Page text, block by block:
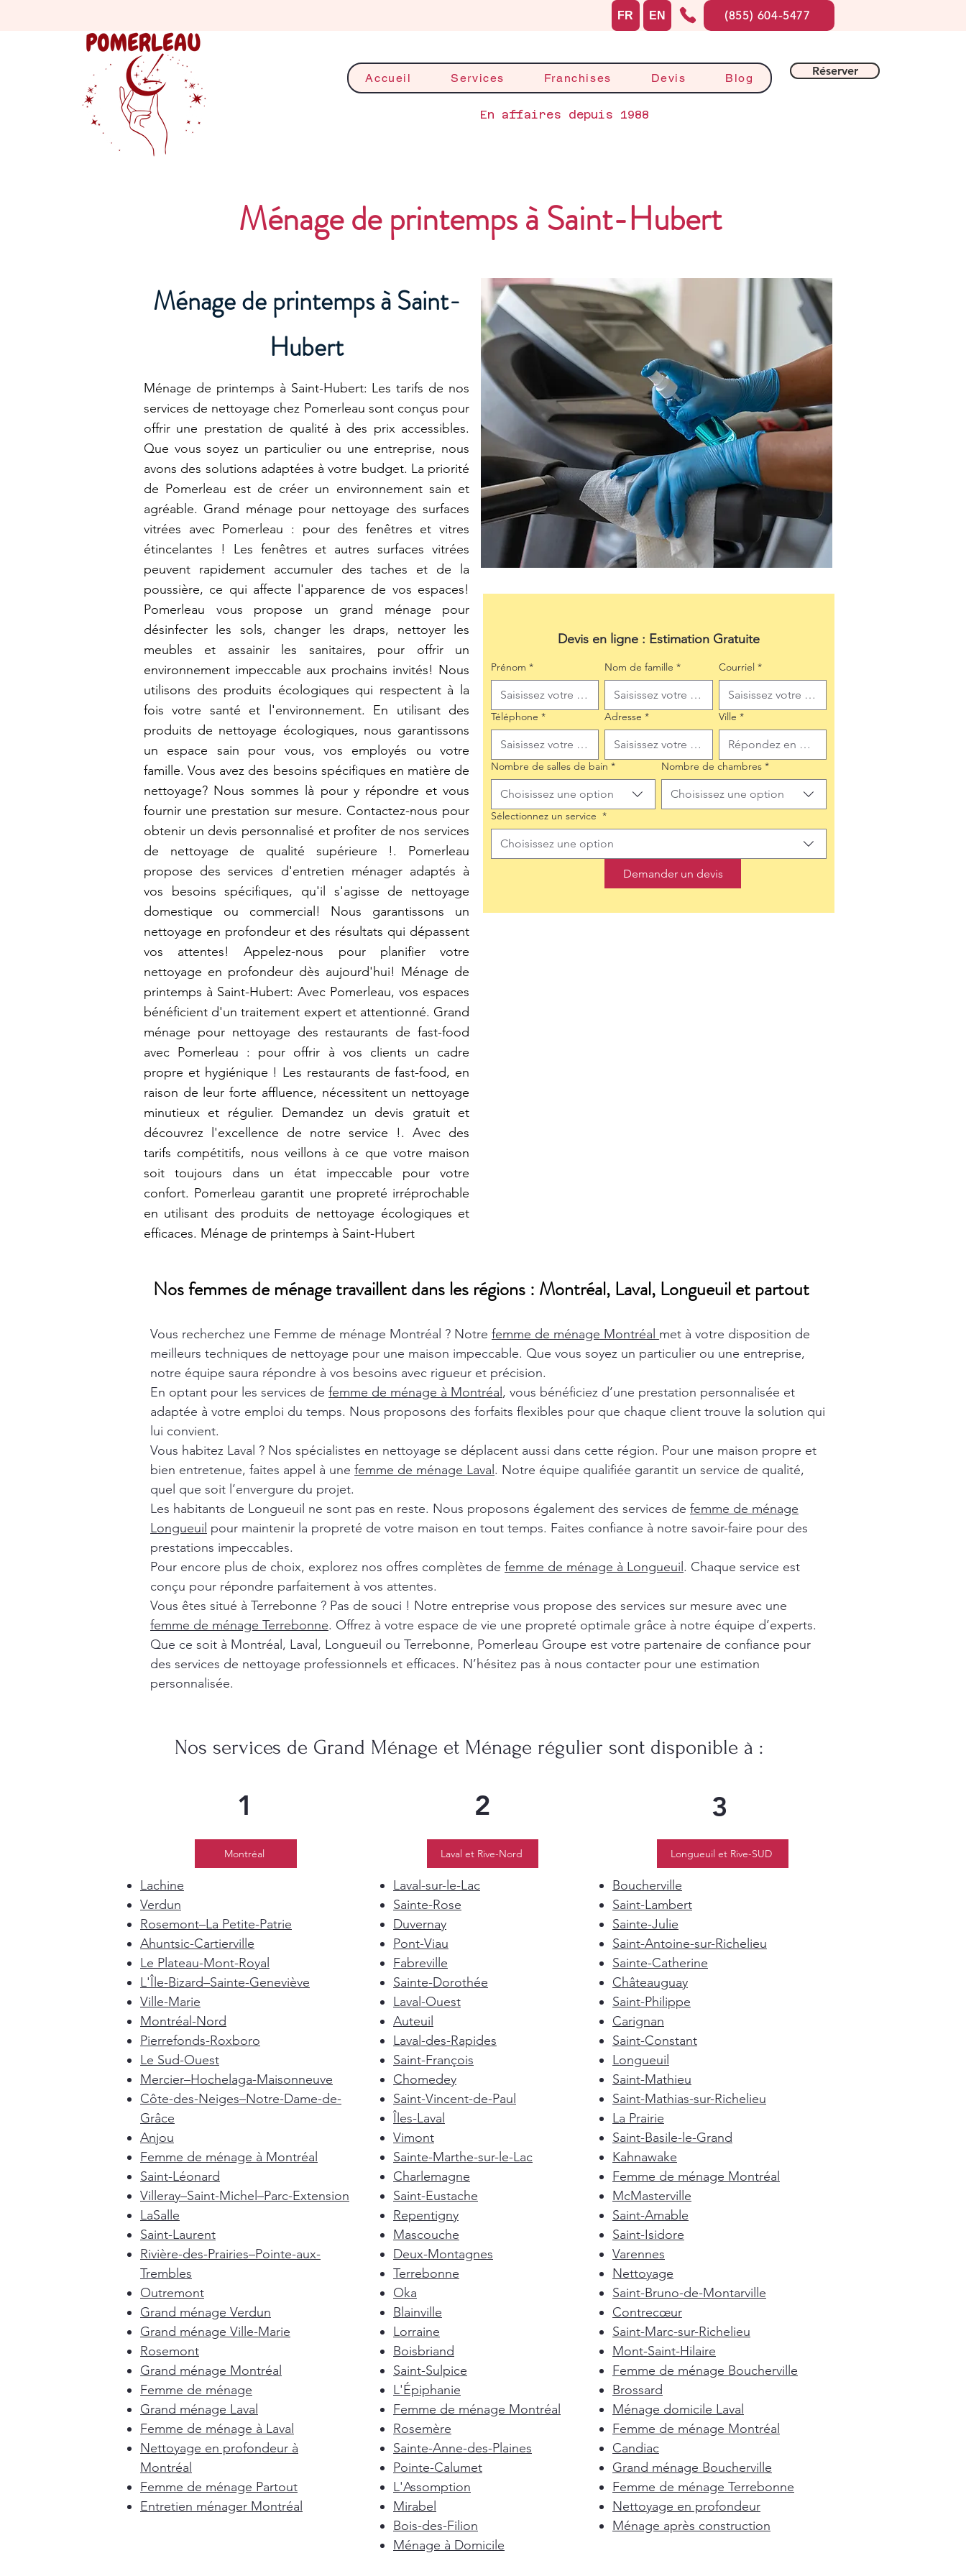
Accueil Services Franchises Devis Blog
Réserver
En affaires depuis 1988
FR EN (855) 604-5477
Ménage de printemps à Saint-Hubert
Ménage de printemps à Saint-
Hubert
Ménage de printemps à Saint-Hubert: Les tarifs de nos
services de nettoyage chez Pomerleau sont conçus pour
offrir une prestation de qualité à des prix accessibles.
Que vous soyez un particulier ou une entreprise, nous
avons des solutions adaptées à votre budget. La priorité
de Pomerleau est de créer un environnement sain et
agréable. Grand ménage pour nettoyage des surfaces
vitrées avec Pomerleau : pour des fenêtres et vitres
étincelantes ! Les fenêtres et autres surfaces vitrées
peuvent rapidement accumuler des taches et de la
poussière, ce qui affecte l'apparence de vos espaces!
Pomerleau vous propose un grand ménage pour
désinfecter les sols, changer les draps, nettoyer les
meubles et assainir les sanitaires, pour offrir un
environnement impeccable aux prochains invités! Nous
utilisons des produits écologiques qui respectent à la
fois votre santé et l'environnement. En utilisant des
produits de nettoyage écologiques, nous garantissons
un espace sain pour vous, vos employés ou votre
famille. Vous avez des besoins spécifiques en matière de
nettoyage? Nous sommes là pour y répondre et vous
fournir une prestation sur mesure. Contactez-nous pour
obtenir un devis personnalisé et profiter de nos services
de nettoyage de qualité supérieure !. Pomerleau
propose des services d'entretien ménager adaptés à
vos besoins spécifiques, qu'il s'agisse de nettoyage
domestique ou commercial! Nous garantissons un
nettoyage en profondeur et des résultats qui dépassent
vos attentes! Appelez-nous pour planifier votre
nettoyage en profondeur dès aujourd'hui! Ménage de
printemps à Saint-Hubert: Avec Pomerleau, vos espaces
bénéficient d'un traitement expert et attentionné. Grand
ménage pour nettoyage des restaurants de fast-food
avec Pomerleau : pour offrir à vos clients un cadre
propre et hygiénique ! Les restaurants de fast-food, en
raison de leur forte affluence, nécessitent un nettoyage
minutieux et régulier. Demandez un devis gratuit et
découvrez l'excellence de notre service !. Avec des
tarifs compétitifs, nous veillons à ce que votre maison
soit toujours dans un état impeccable pour votre
confort. Pomerleau garantit une propreté irréprochable
en utilisant des produits de nettoyage écologiques et
efficaces. Ménage de printemps à Saint-Hubert
Devis en ligne : Estimation Gratuite
Prénom * Nom de famille * Courriel *
Téléphone * Adresse * Ville *
Nombre de salles de bain *
Choisissez une option
Nombre de chambres *
Choisissez une option
Sélectionnez un service *
Choisissez une option
Demander un devis
Nos femmes de ménage travaillent dans les régions : Montréal, Laval, Longueuil et partout
Vous recherchez une Femme de ménage Montréal ? Notre femme de ménage Montréal met à votre disposition de
meilleurs techniques de nettoyage pour une maison impeccable. Que vous soyez un particulier ou une entreprise,
notre équipe saura répondre à vos besoins avec rigueur et précision.
En optant pour les services de femme de ménage à Montréal , vous bénéficiez d’une prestation personnalisée et
adaptée à votre emploi du temps. Nous proposons des forfaits flexibles pour que chaque client trouve la solution qui
lui convient.
Vous habitez Laval ? Nos spécialistes en nettoyage se déplacent aussi dans cette région. Pour une maison propre et
bien entretenue, faites appel à une femme de ménage Laval . Notre équipe qualifiée garantit un service de qualité,
quel que soit l’envergure du projet.
Les habitants de Longueuil ne sont pas en reste. Nous proposons également des services de femme de ménage
Longueuil pour maintenir la propreté de votre maison en tout temps. Faites confiance à notre savoir-faire pour des
prestations impeccables.
Pour encore plus de choix, explorez nos offres complètes de femme de ménage à Longueuil . Chaque service est
conçu pour répondre parfaitement à vos attentes.
Vous êtes situé à Terrebonne ? Pas de souci ! Notre entreprise vous propose des services sur mesure avec une
femme de ménage Terrebonne. Offrez à votre espace de vie une propreté optimale grâce à notre équipe d’experts.
Que ce soit à Montréal, Laval, Longueuil ou Terrebonne, Pomerleau Groupe est votre partenaire de confiance pour
des services de nettoyage professionnels et efficaces. N’hésitez pas à nous contacter pour une estimation
personnalisée.
Nos services de Grand Ménage et Ménage régulier sont disponible à :
1
Montréal
Lachine
Verdun
Rosemont–La Petite-Patrie
Ahuntsic-Cartierville
Le Plateau-Mont-Royal
L'Île-Bizard–Sainte-Geneviève
Ville-Marie
Montréal-Nord
Pierrefonds-Roxboro
Le Sud-Ouest
Mercier–Hochelaga-Maisonneuve
Côte-des-Neiges–Notre-Dame-de-
Grâce
Anjou
Femme de ménage à Montréal
Saint-Léonard
Villeray–Saint-Michel–Parc-Extension
LaSalle
Saint-Laurent
Rivière-des-Prairies–Pointe-aux-
Trembles
Outremont
Grand ménage Verdun
Grand ménage Ville-Marie
Rosemont
Grand ménage Montréal
Femme de ménage
Grand ménage Laval
Femme de ménage à Laval
Nettoyage en profondeur à
Montréal
Femme de ménage Partout
Entretien ménager Montréal
2
Laval et Rive-Nord
Laval-sur-le-Lac
Sainte-Rose
Duvernay
Pont-Viau
Fabreville
Sainte-Dorothée
Laval-Ouest
Auteuil
Laval-des-Rapides
Saint-François
Chomedey
Saint-Vincent-de-Paul
Îles-Laval
Vimont
Sainte-Marthe-sur-le-Lac
Charlemagne
Saint-Eustache
Repentigny
Mascouche
Deux-Montagnes
Terrebonne
Oka
Blainville
Lorraine
Boisbriand
Saint-Sulpice
L'Épiphanie
Femme de ménage Montréal
Rosemère
Sainte-Anne-des-Plaines
Pointe-Calumet
L'Assomption
Mirabel
Bois-des-Filion
Ménage à Domicile
3
Longueuil et Rive-SUD
Boucherville
Saint-Lambert
Sainte-Julie
Saint-Antoine-sur-Richelieu
Sainte-Catherine
Châteauguay
Saint-Philippe
Carignan
Saint-Constant
Longueuil
Saint-Mathieu
Saint-Mathias-sur-Richelieu
La Prairie
Saint-Basile-le-Grand
Kahnawake
Femme de ménage Montréal
McMasterville
Saint-Amable
Saint-Isidore
Varennes
Nettoyage
Saint-Bruno-de-Montarville
Contrecœur
Saint-Marc-sur-Richelieu
Mont-Saint-Hilaire
Femme de ménage Boucherville
Brossard
Ménage domicile Laval
Femme de ménage Montréal
Candiac
Grand ménage Boucherville
Femme de ménage Terrebonne
Nettoyage en profondeur
Ménage après construction